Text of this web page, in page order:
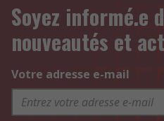
Soyez informé.e
nouveautés et
Votre adresse e-mail